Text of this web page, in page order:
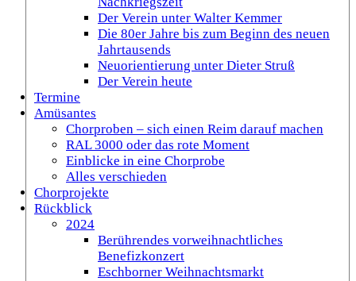
Der Verein unter Walter Kemmer
Die 80er Jahre bis zum Beginn des neuen
Jahrtausends
Neuorientierung unter Dieter Struß
Der Verein heute
Termine
Amüsantes
Chorproben – sich einen Reim darauf machen
RAL 3000 oder das rote Moment
Einblicke in eine Chorprobe
Alles verschieden
Chorprojekte
Rückblick
2024
Berührendes vorweihnachtliches
Benefizkonzert
Eschborner Weihnachtsmarkt